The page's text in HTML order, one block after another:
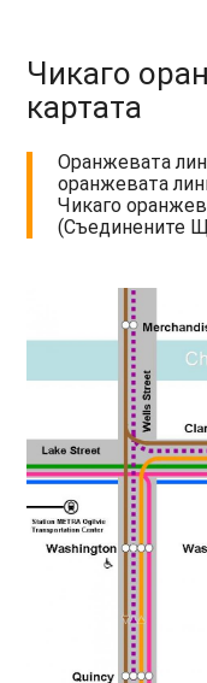
Чикаго
картата
Оранжевата
оранжевата
Чикаго
(Съединените